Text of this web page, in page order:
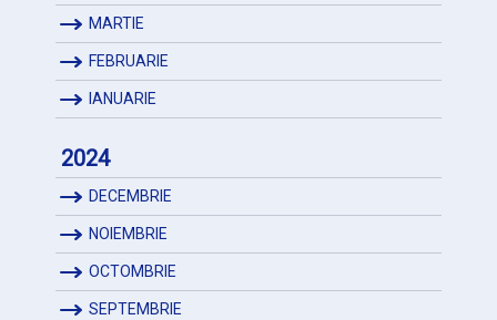
MARTIE
FEBRUARIE
IANUARIE
2024
DECEMBRIE
NOIEMBRIE
OCTOMBRIE
SEPTEMBRIE